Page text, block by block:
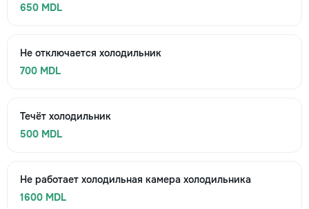
650 MDL
Не отключается холодильник
700 MDL
Течёт холодильник
500 MDL
Не работает холодильная камера холодильника
1600 MDL